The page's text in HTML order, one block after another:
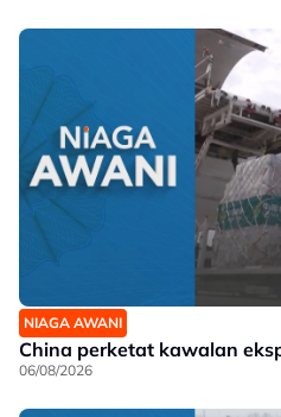
NIAGA AWANI
China perketat kawalan
06/08/2026